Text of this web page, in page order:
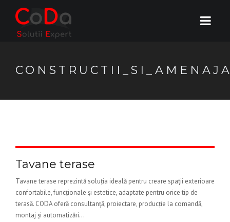
Tavane terase
Tavane terase reprezintă soluția ideală pentru creare spații exterioare
confortabile, funcționale și estetice, adaptate pentru orice tip de
terasă. CODA oferă consultanță, proiectare, producție la comandă,
montaj și automatizări...